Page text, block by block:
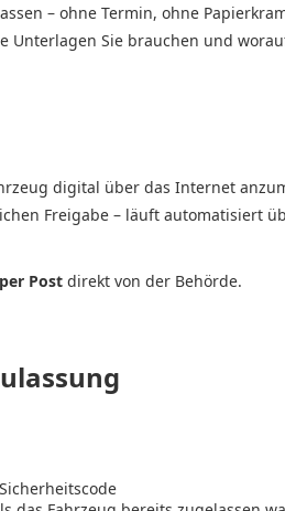
– ohne Termin, ohne
Sie brauchen und
digital über das Internet
Freigabe – läuft automatisiert
Post direkt von der Behörde.